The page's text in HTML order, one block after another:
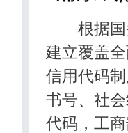
根据国务
建立覆盖
信用代码
书号、社
代码，工